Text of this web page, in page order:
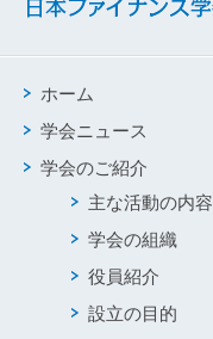
ホーム
学会ニュース
学会のご紹介
主な活動の内容
学会の組織
役員紹介
設立の目的